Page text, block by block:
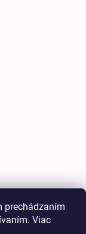
prechádzaním
Viac